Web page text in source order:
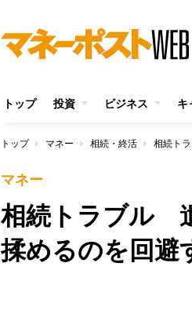
トップ 投資 ビジネス キ
トップ マネー 相続・終活 相続ト
マネー
相続トラブル
揉めるのを回避